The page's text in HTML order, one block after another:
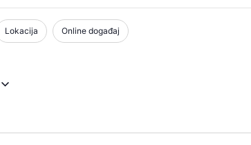
Lokacija Online događaj